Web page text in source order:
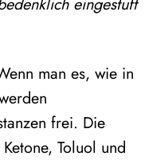
man es, wie in
frei. Die
Toluol und